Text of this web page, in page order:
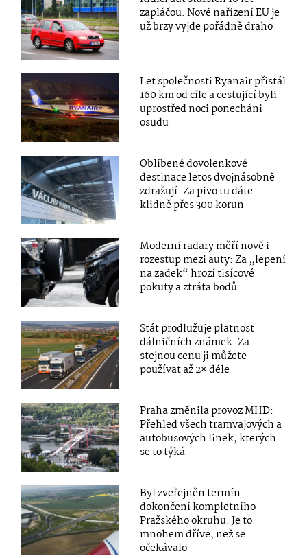
zapláčou. Nové nařízení EU je
už brzy vyjde pořádně draho
Let společnosti Ryanair přistál
160 km od cíle a cestující byli
uprostřed noci ponecháni
osudu
Oblíbené dovolenkové
destinace letos dvojnásobně
zdražují. Za pivo tu dáte
klidně přes 300 korun
Moderní radary měří nově i
rozestup mezi auty: Za „lepení
na zadek“ hrozí tisícové
pokuty a ztráta bodů
Stát prodlužuje platnost
dálničních známek. Za
stejnou cenu ji můžete
používat až 2× déle
Praha změnila provoz MHD:
Přehled všech tramvajových a
autobusových linek, kterých
se to týká
Byl zveřejněn termín
dokončení kompletního
Pražského okruhu. Je to
mnohem dříve, než se
očekávalo